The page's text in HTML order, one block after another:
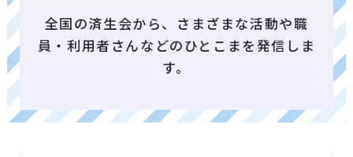
全国の済生会から、さまざまな活動や職
員・利用者さんなどのひとこまを発信しま
す。